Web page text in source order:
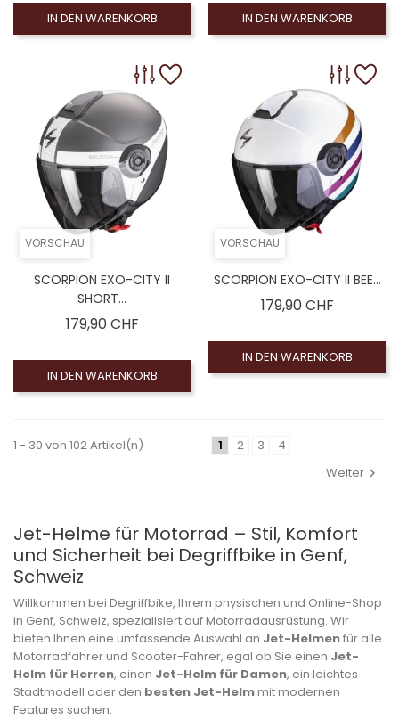
IN DEN WARENKORB IN DEN WARENKORB
VORSCHAU
SCORPION EXO-CITY II
SHORT...
179,90 CHFPreis
IN DEN WARENKORB
VORSCHAU
SCORPION EXO-CITY II BEE...
179,90 CHFPreis
IN DEN WARENKORB
1 - 30 von 102 Artikel(n) 1 2 3
4
Weiter
Jet-Helme für Motorrad – Stil, Komfort
und Sicherheit bei Degriffbike in Genf,
Schweiz
Willkommen bei Degriffbike, Ihrem physischen und Online-Shop
in Genf, Schweiz, spezialisiert auf Motorradausrüstung. Wir
bieten Ihnen eine umfassende Auswahl an Jet-Helmenfür alle
Motorradfahrer und Scooter-Fahrer, egal ob Sie einen Jet-
Helm für Herren, einen Jet-Helm für Damen, ein leichtes
Stadtmodell oder den besten Jet-Helmmit modernen
Features suchen.